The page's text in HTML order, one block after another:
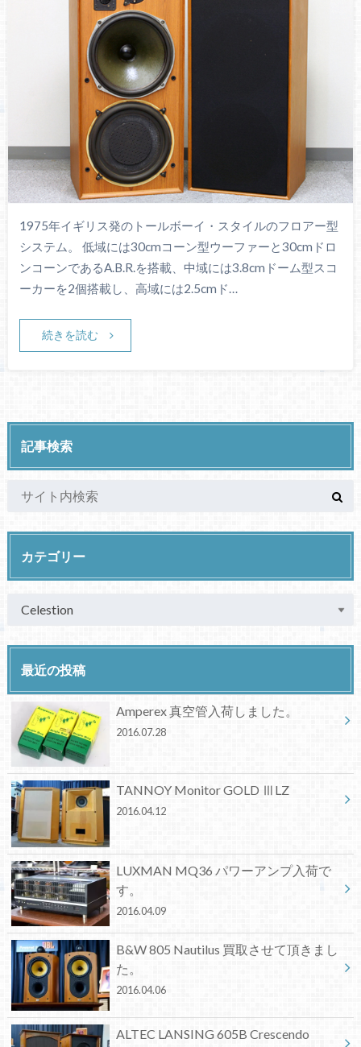
1975年イギリス発のトールボーイ・スタイルのフロアー型
システム。 低域には30cmコーン型ウーファーと30cmドロ
ンコーンであるA.B.R.を搭載、中域には3.8cmドーム型スコ
ーカーを2個搭載し、高域には2.5cmド…
続きを読む
記事検索
カテゴリー
最近の投稿
Amperex 真空管入荷しました。
2016.07.28
TANNOY Monitor GOLD ⅢLZ
2016.04.12
LUXMAN MQ36 パワーアンプ入荷で
す。
2016.04.09
B&W 805 Nautilus 買取させて頂きまし
た。
2016.04.06
ALTEC LANSING 605B Crescendo